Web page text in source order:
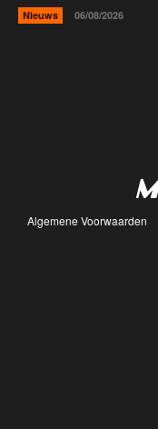
Nieuws 06/08/2026
Algemene Voorwaarden